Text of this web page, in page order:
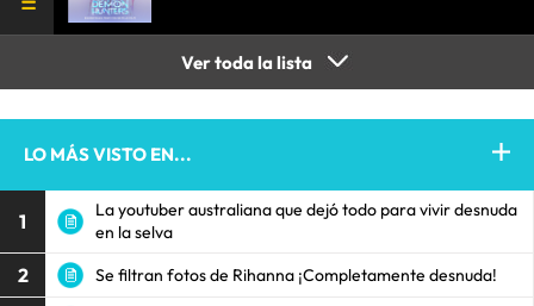
Ver toda la lista
LO MÁS VISTO EN...
1
La youtuber australiana que dejó todo para vivir desnuda
en la selva
2 Se filtran fotos de Rihanna ¡Completamente desnuda!